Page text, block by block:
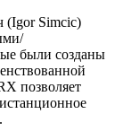
(Igor Simcic)
были созданы
позволяет